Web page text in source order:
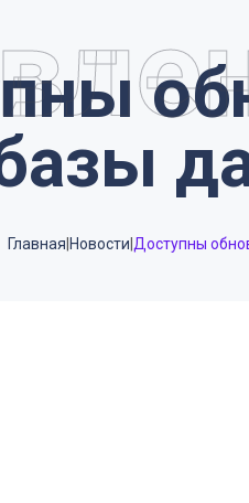
Главная Новости Доступны